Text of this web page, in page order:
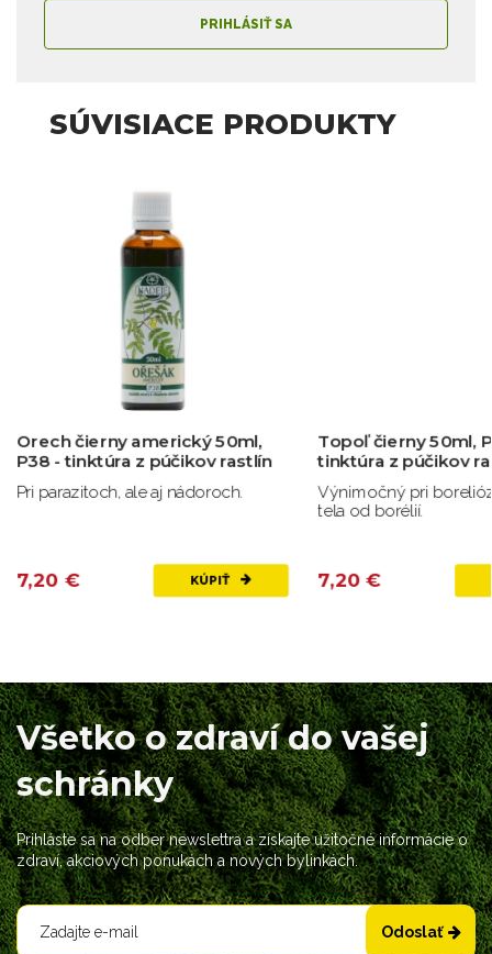
PRIHLÁSIŤ SA
SÚVISIACE PRODUKTY
Orech čierny americký 50ml,
P38 - tinktúra z púčikov rastlín
Pri parazitoch, ale aj nádoroch.
7,20 € KÚPIŤ
Topoľ čierny 50ml,
tinktúra z púčikov
Výnimočný pri
tela od borélií.
7,20 €
Všetko o zdraví do vašej
schránky
Prihláste sa na odber newslettra a získajte užitočné informácie o
zdraví, akciových ponukách a nových bylinkách.
Odoslať